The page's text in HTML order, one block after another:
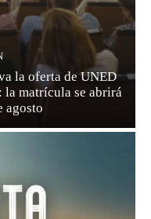
la oferta de UNED
la matrícula se abrirá
agosto